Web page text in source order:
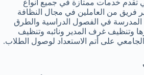
خدمات ممتازة في جميع أنواع
فريق من العاملين في مجال النظافة
في الفصول الدراسية والطرق
وتنظيف غرف المدير ونائبه وتنظيف
على أتم الاستعداد لوصول الطلاب.